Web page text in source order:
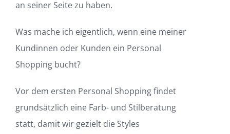
an seiner Seite zu haben.
Was mache ich eigentlich, wenn eine meiner
Kundinnen oder Kunden ein Personal
Shopping bucht?
Vor dem ersten Personal Shopping findet
grundsätzlich eine Farb- und Stilberatung
statt, damit wir gezielt die Styles